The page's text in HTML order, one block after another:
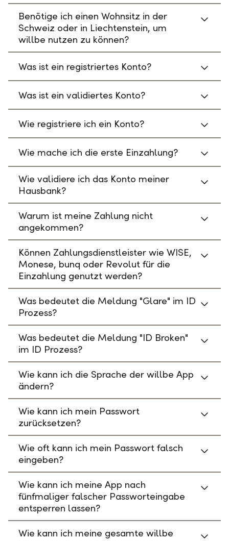
Benötige ich einen Wohnsitz in der
Schweiz oder in Liechtenstein, um
willbe nutzen zu können?
Was ist ein registriertes Konto?
Was ist ein validiertes Konto?
Wie registriere ich ein Konto?
Wie mache ich die erste Einzahlung?
Wie validiere ich das Konto meiner
Hausbank?
Warum ist meine Zahlung nicht
angekommen?
Können Zahlungsdienstleister wie WISE,
Monese, bunq oder Revolut für die
Einzahlung genutzt werden?
Was bedeutet die Meldung "Glare" im ID
Prozess?
Was bedeutet die Meldung "ID Broken"
im ID Prozess?
Wie kann ich die Sprache der willbe App
ändern?
Wie kann ich mein Passwort
zurücksetzen?
Wie oft kann ich mein Passwort falsch
eingeben?
Wie kann ich meine App nach
fünfmaliger falscher Passworteingabe
entsperren lassen?
Wie kann ich meine gesamte willbe